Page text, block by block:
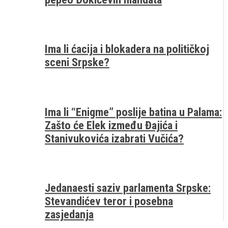
Ima li ćacija i blokadera na političkoj
sceni Srpske?
Ima li “Enigme” poslije batina u Palama:
Zašto će Elek između Đajića i
Stanivukovića izabrati Vučića?
Jedanaesti saziv parlamenta Srpske:
Stevandićev teror i posebna
zasjedanja